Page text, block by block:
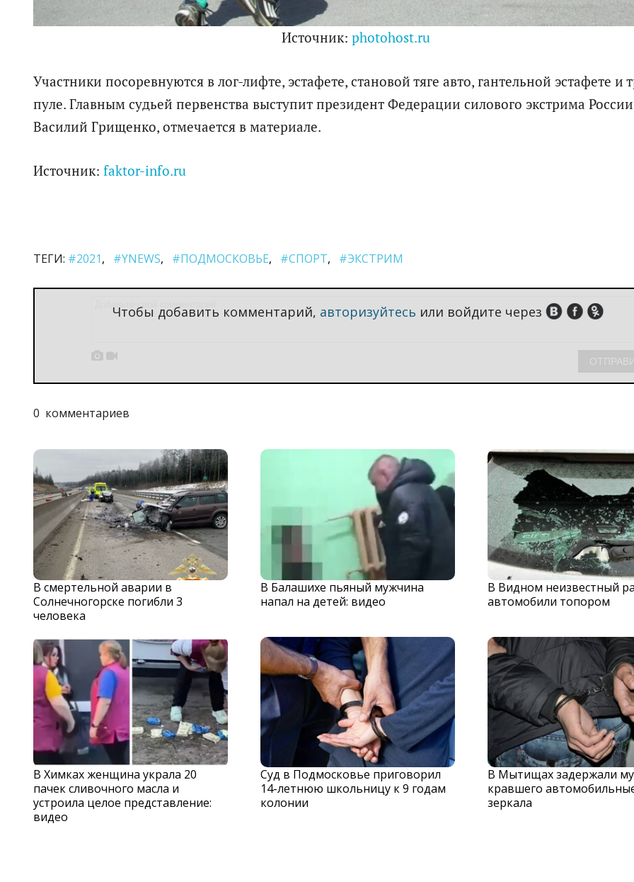
Источник:photohost.ru
Участники посоревнуются в лог-лифте, эстафете, становой тяге авто, гантельной эстафете и
пуле. Главным судьей первенства выступит президент Федерации силового экстрима России
Василий Грищенко, отмечается в материале.
Источник: faktor-info.ru
ТЕГИ: #2021 #YNEWS #ПОДМОСКОВЬЕ #СПОРТ #ЭКСТРИМ
Чтобы добавить комментарий, авторизуйтесь или войдите через
 
0 комментариев
В смертельной аварии в
Солнечногорске погибли 3
человека
В Балашихе пьяный мужчина
напал на детей: видео
В Видном неизвестный
автомобили топором
В Химках женщина украла 20
пачек сливочного масла и
устроила целое представление:
видео
Суд в Подмосковье приговорил
14-летнюю школьницу к 9 годам
колонии
В Мытищах задержали
кравшего
зеркала